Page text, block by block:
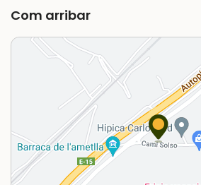
Com arribar